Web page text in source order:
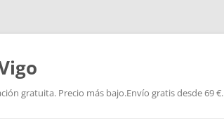
gratuita. Precio más bajo.Envío gratis desde 69 €.